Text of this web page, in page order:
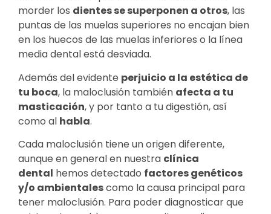
morder los dientes se superponen a otros, las
puntas de las muelas superiores no encajan bien
en los huecos de las muelas inferiores o la línea
media dental está desviada.
Además del evidente perjuicio a la estética de
tu boca, la maloclusión también afecta a tu
masticación, y por tanto a tu digestión, así
como al habla.
Cada maloclusión tiene un origen diferente,
aunque en general en nuestra clínica
dental hemos detectado factores genéticos
y/o ambientalescomo la causa principal para
tener maloclusión. Para poder diagnosticar que